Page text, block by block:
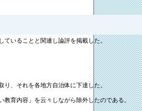
ていることと関連し論評を掲載した。
り、それを各地方自治体に下達した。
教育内容」を云々しながら除外したのである。